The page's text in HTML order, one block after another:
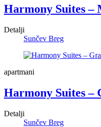
Harmony Suites –
Detalji
Sunčev Breg
apartmani
Harmony Suites –
Detalji
Sunčev Breg